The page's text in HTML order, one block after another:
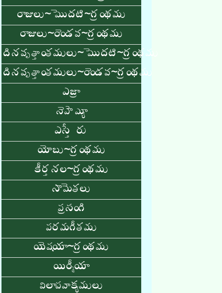
రాజులు~మొదటి~గ్రంథము
రాజులు~రెండవ~గ్రంథము
దినవృత్తాంతములు~మొదటి~గ్రంథము
దినవృత్తాంతములు~రెండవ~గ్రంథము
ఎజ్రా
నెహెమ్యా
ఎస్తేరు
యోబు~గ్రంథము
కీర్తనల~గ్రంథము
సామెతలు
ప్రసంగి
పరమగీతము
యెషయా~గ్రంథము
యిర్మీయా
విలాపవాక్యములు